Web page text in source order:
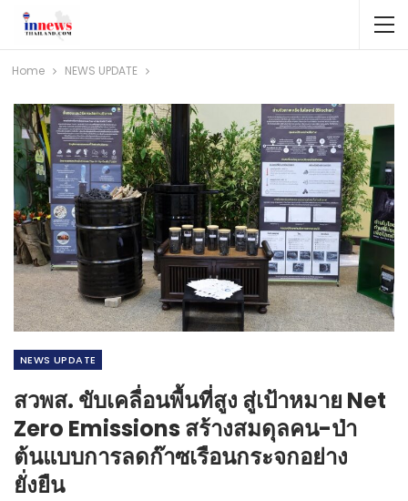
Home NEWS​ UPDATE
NEWS​ UPDATE
สวพส. ขับเคลื่อนพื้นที่สูง สู่เป้าหมาย Net
Zero Emissions สร้างสมดุลคน-ป่า
ต้นแบบการลดก๊าซเรือนกระจกอย่าง
ยั่งยืน